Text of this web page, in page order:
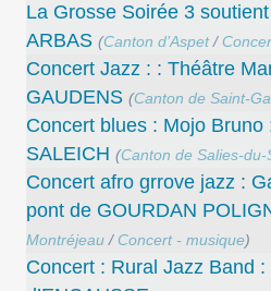
La Grosse Soirée 3
ARBAS (Canton d’Aspet/
Concert Jazz : : Théâtre
GAUDENS (Canton de Saint-
Concert blues : Mojo Bruno
SALEICH (Canton de Salies-du-
Concert afro grrove jazz :
pont de GOURDAN
Montréjeau/ Concert - musique)
Concert : Rural Jazz Band